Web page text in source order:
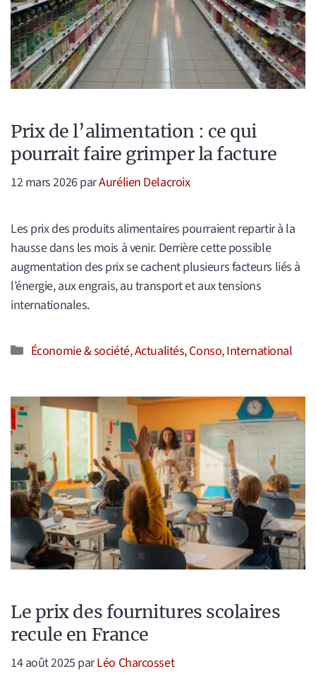
Prix de l’alimentation : ce qui
pourrait faire grimper la facture
12 mars 2026parAurélien Delacroix
Les prix des produits alimentaires pourraient repartir à la
hausse dans les mois à venir. Derrière cette possible
augmentation des prix se cachent plusieurs facteurs liés à
l’énergie, aux engrais, au transport et aux tensions
internationales.
Catégories
Économie & société,Actualités,Conso,International
Le prix des fournitures scolaires
recule en France
14 août 2025 parLéo Charcosset